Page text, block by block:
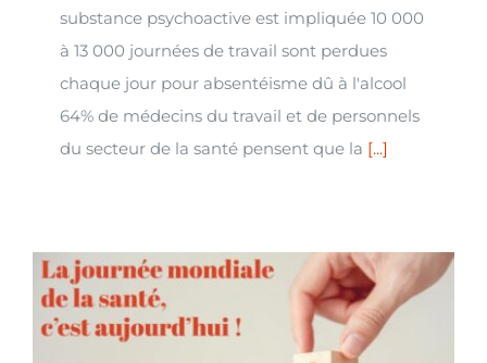
substance psychoactive est impliquée 10 000
à 13 000 journées de travail sont perdues
chaque jour pour absentéisme dû à l'alcool
64% de médecins du travail et de personnels
du secteur de la santé pensent que la [...]